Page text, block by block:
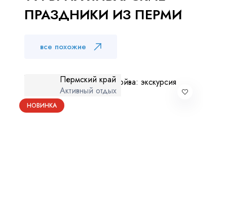
ПРАЗДНИКИ ИЗ ПЕРМИ
все похожие
НОВИНКА
Пермский край
Активный отдых